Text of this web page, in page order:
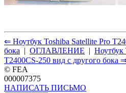
⇐ Ноутбук Toshiba Satellite Pro
бока | ОГЛАВЛЕНИЕ | Ноутбук
T2400CS-250 вид с другого бока
© FEA
000007375
НАПИСАТЬ ПИСЬМО